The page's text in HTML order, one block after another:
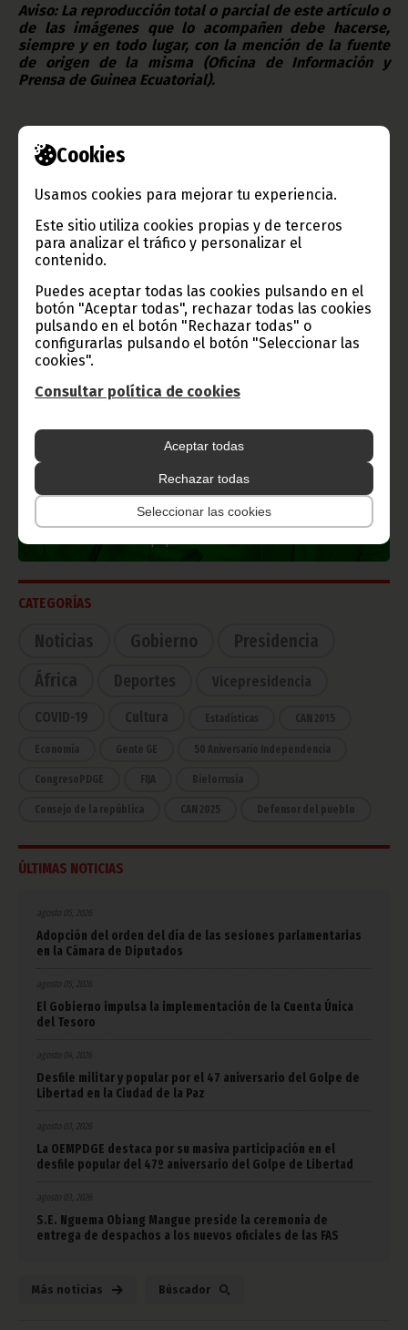
Cookies
Usamos cookies para mejorar tu experiencia.
Este sitio utiliza cookies propias y de terceros
para analizar el tráfico y personalizar el
contenido.
Puedes aceptar todas las cookies pulsando en el
botón "Aceptar todas", rechazar todas las cookies
pulsando en el botón "Rechazar todas" o
configurarlas pulsando el botón "Seleccionar las
cookies".
Consultar política de cookies
Aceptar todas
Rechazar todas
Seleccionar las cookies
Aviso: La reproducción total o parcial de este artículo o
de las imágenes que lo acompañen debe hacerse,
siempre y en todo lugar, con la mención de la fuente
de origen de la misma (Oficina de Información y
Prensa de Guinea Ecuatorial).
Gobierno e Instituciones
Información de Guinea Ecuatorial
Radio Nacional de Guinea
Ecuatorial
CATEGORÍAS
Noticias Gobierno
Presidencia
África
Deportes Vicepresidencia
COVID-19 Cultura Estadísticas CAN 2015
Economía Gente GE 50 Aniversario Independencia
CongresoPDGE FIJA Bielorrusia
Consejo de la república CAN 2025 Defensor del pueblo
ÚLTIMAS NOTICIAS
Adopción del orden del día de las sesiones parlamentarias
en la Cámara de Diputados
El Gobierno impulsa la implementación de la Cuenta Única
del Tesoro
agosto 04, 2026
Desfile militar y popular por el 47 aniversario del Golpe de
Libertad en la Ciudad de la Paz
La OEMPDGE destaca por su masiva participación en el
desfile popular del 47º aniversario del Golpe de Libertad
S.E. Nguema Obiang Mangue preside la ceremonia de
entrega de despachos a los nuevos oficiales de las FAS
Más noticias Búscador